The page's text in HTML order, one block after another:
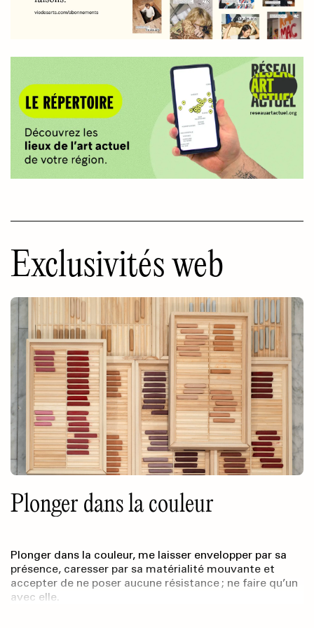
Exclusivités web
Plonger dans la couleur
Plonger dans la couleur, me laisser envelopper par sa
présence, caresser par sa matérialité mouvante et
accepter de ne poser aucune résistance ; ne faire qu’un
avec elle.